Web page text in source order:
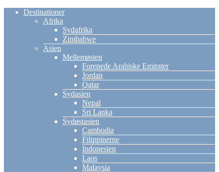
Destinationer
Afrika
Sydafrika
Zimbabwe
Asien
Mellemøsten
Forenede Arabiske Emirater
Jordan
Qatar
Sydasien
Nepal
Sri Lanka
Sydøstasien
Cambodia
Filippinerne
Indonesien
Laos
Malaysia